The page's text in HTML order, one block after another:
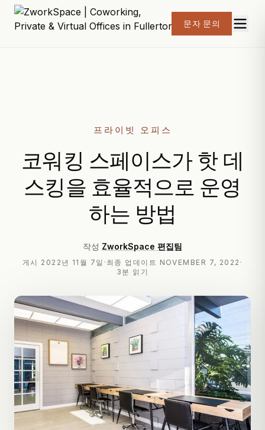
문자 문의
프라이빗 오피스
코워킹 스페이스가 핫 데
스킹을 효율적으로 운영
하는 방법
작성 ZworkSpace 편집팀
게시 2022년 11월 7일 · 최종 업데이트 NOVEMBER 7, 2022 ·
3분 읽기